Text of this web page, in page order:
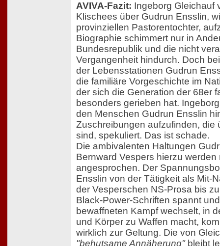
AVIVA-Fazit: Ingeborg Gleichauf
Klischees über Gudrun Ensslin,
provinziellen Pastorentochter,
Biographie schimmert nur in
Bundesrepublik und die nicht
Vergangenheit hindurch. Doch
der Lebensstationen Gudrun
die familiäre Vorgeschichte im
der sich die Generation der 68er
besonders gerieben hat.
den Menschen Gudrun Ensslin
Zuschreibungen aufzufinden, die
sind, spekuliert. Das ist schade.
Die ambivalenten Haltungen
Bernward Vespers hierzu werden
angesprochen. Der
Ensslin von der Tätigkeit als Mit-
der Vesperschen NS-Prosa bis
Black-Power-Schriften spannt
bewaffneten Kampf wechselt, in
und Körper zu Waffen macht,
wirklich zur Geltung. Die von
"behutsame Annäherung"bleibt